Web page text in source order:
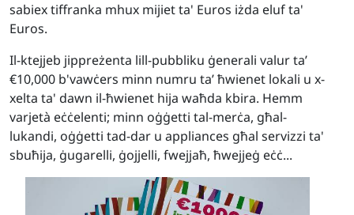
sabiex tiffranka mhux mijiet ta' Euros iżda eluf ta'
Euros.
Il-ktejjeb jippreżenta lill-pubbliku ġenerali valur ta’
€10,000 b'vawċers minn numru ta’ ħwienet lokali u x-
xelta ta' dawn il-ħwienet hija waħda kbira. Hemm
varjetà eċċelenti; minn oġġetti tal-merċa, għal-
lukandi, oġġetti tad-dar u appliances għal servizzi ta'
sbuħija, ġugarelli, ġojjelli, fwejjaħ, ħwejjeġ eċċ...